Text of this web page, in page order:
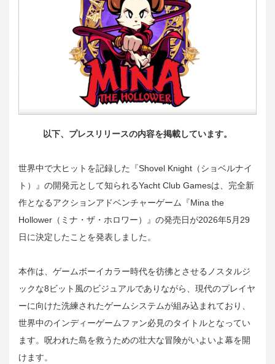
以下、プレスリリースの内容を掲載しています。
世界中で大ヒットを記録した『Shovel Knight（ショベルナイ
ト）』の開発元として知られるYacht Club Gamesは、完全新
作となるアクションアドベンチャーゲーム『Mina the
Hollower（ミナ・ザ・ホロワー）』の発売日が2026年5月29
日に決定したことを発表しました。
本作は、ゲームボーイカラー時代を彷彿とさせるノスタルジ
ックな8ビット風のビジュアルでありながら、現代のプレイヤ
ーに向けた洗練されたゲームシステムが組み込まれており、
世界中のインディーゲームファン必見のタイトルとなってい
ます。呪われた島を救うための壮大な冒険がいよいよ幕を開
けます。